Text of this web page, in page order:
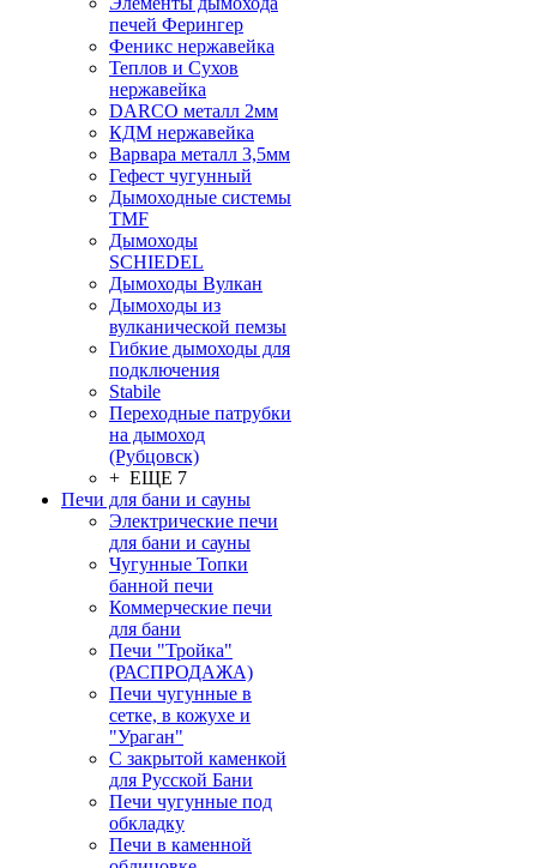
печей Ферингер
Феникс нержавейка
Теплов и Сухов
нержавейка
DARCO металл 2мм
КДМ нержавейка
Варвара металл 3,5мм
Гефест чугунный
Дымоходные системы
TMF
Дымоходы
SCHIEDEL
Дымоходы Вулкан
Дымоходы из
вулканической пемзы
Гибкие дымоходы для
подключения
Stabile
Переходные патрубки
на дымоход
(Рубцовск)
+ ЕЩЕ 7
Печи для бани и сауны
Электрические печи
для бани и сауны
Чугунные Топки
банной печи
Коммерческие печи
для бани
Печи "Тройка"
(РАСПРОДАЖА)
Печи чугунные в
сетке, в кожухе и
"Ураган"
С закрытой каменкой
для Русской Бани
Печи чугунные под
обкладку
Печи в каменной